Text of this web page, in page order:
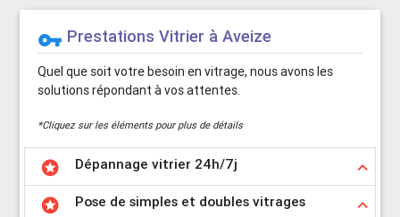
vpn_key Prestations Vitrier à Aveize
Quel que soit votre besoin en vitrage, nous avons les
solutions répondant à vos attentes.
*Cliquez sur les éléments pour plus de détails
stars keyboard_arrow_up
Dépannage vitrier 24h/7j
stars keyboard_arrow_up
Pose de simples et doubles vitrages